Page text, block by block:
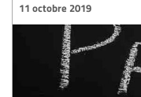
11 octobre 2019